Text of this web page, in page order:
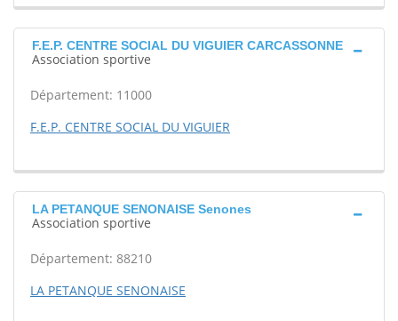
F.E.P. CENTRE SOCIAL DU VIGUIER CARCASSONNE
Association sportive
Département: 11000
F.E.P. CENTRE SOCIAL DU VIGUIER
LA PETANQUE SENONAISE Senones
Association sportive
Département: 88210
LA PETANQUE SENONAISE